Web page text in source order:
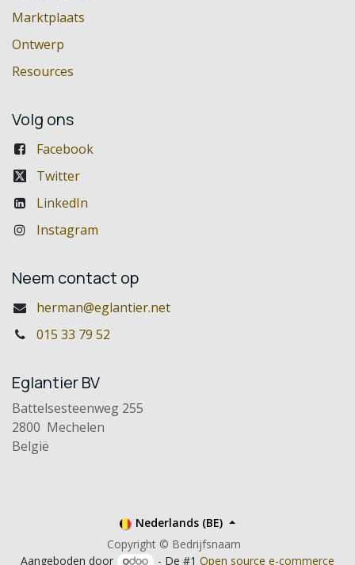
Marktplaats
Ontwerp
Resources
Volg ons
Facebook
Twitter
LinkedIn
Instagram
Neem contact op
herman@eglantier.net
015 33 79 52
Eglantier BV
Battelsesteenweg 255
2800 Mechelen
België
Copyright © Bedrijfsnaam
Nederlands (BE)
Aangeboden door - De #1Open source e-commerce